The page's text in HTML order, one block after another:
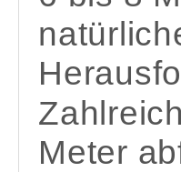
Meter